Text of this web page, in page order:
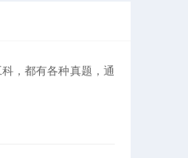
，都有各种真题，通